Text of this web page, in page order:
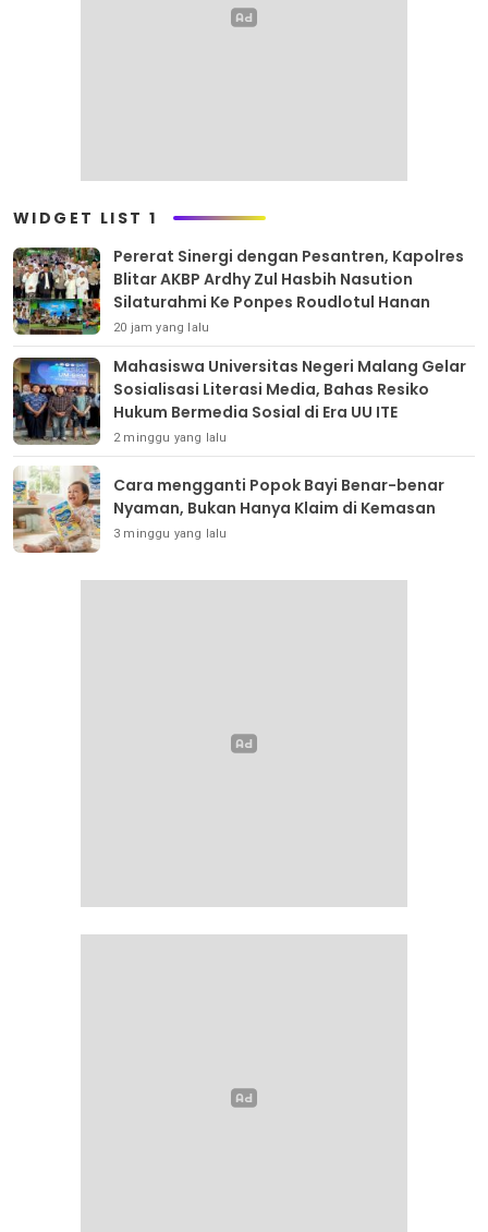
WIDGET LIST 1
Pererat Sinergi dengan Pesantren, Kapolres
Blitar AKBP Ardhy Zul Hasbih Nasution
Silaturahmi Ke Ponpes Roudlotul Hanan
20 jam yang lalu
Mahasiswa Universitas Negeri Malang Gelar
Sosialisasi Literasi Media, Bahas Resiko
Hukum Bermedia Sosial di Era UU ITE
2 minggu yang lalu
Cara mengganti Popok Bayi Benar-benar
Nyaman, Bukan Hanya Klaim di Kemasan
3 minggu yang lalu